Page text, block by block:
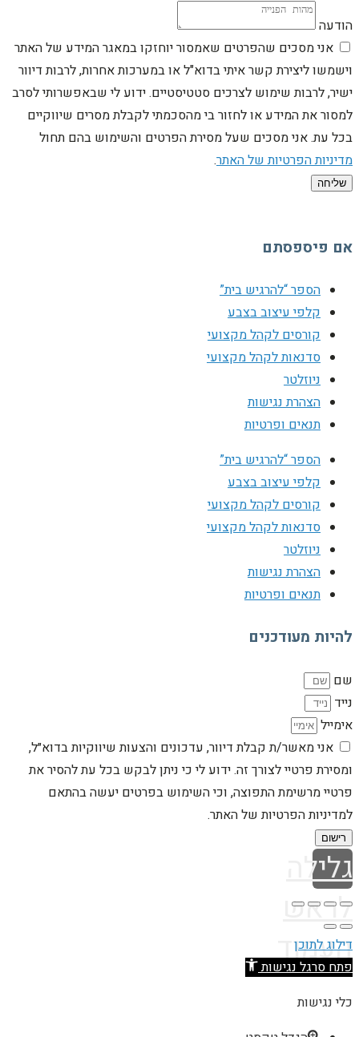
הודעה
אני מסכים שהפרטים שאמסור יוחזקו במאגר המידע של האתר
וישמשו ליצירת קשר איתי בדוא"ל או במערכות אחרות, לרבות דיוור
ישיר, לרבות שימוש לצרכים סטטיסטיים. ידוע לי שבאפשרותי לסרב
למסור את המידע או לחזור בי מהסכמתי לקבלת מסרים שיווקיים
בכל עת. אני מסכים שעל מסירת הפרטים והשימוש בהם תחול
מדיניות הפרטיות של האתר.
שליחה
אם פיספסתם
הספר “להרגיש בית”
קלפי עיצוב בצבע
קורסים לקהל מקצועי
סדנאות לקהל מקצועי
ניוזלטר
הצהרת נגישות
תנאים ופרטיות
הספר “להרגיש בית”
קלפי עיצוב בצבע
קורסים לקהל מקצועי
סדנאות לקהל מקצועי
ניוזלטר
הצהרת נגישות
תנאים ופרטיות
להיות מעודכנים
שם
נייד
אימייל
אני מאשר/ת קבלת דיוור, עדכונים והצעות שיווקיות בדוא״ל,
ומסירת פרטיי לצורך זה. ידוע לי כי ניתן לבקש בכל עת להסיר את
פרטיי מרשימת התפוצה, וכי השימוש בפרטים יעשה בהתאם
למדיניות הפרטיות של האתר.
רישום
גלילה
לראש
העמוד
דילוג לתוכן
פתח סרגל נגישות
כלי נגישות